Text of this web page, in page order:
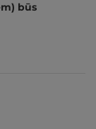
būs